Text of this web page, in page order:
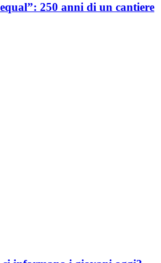
250 anni di un cantiere